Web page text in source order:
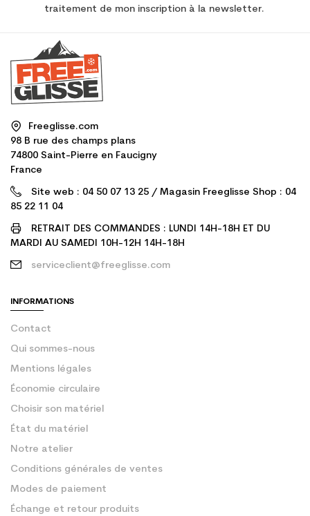
traitement de mon inscription à la newsletter.
Freeglisse.com
98 B rue des champs plans
74800 Saint-Pierre en Faucigny
France
Site web : 04 50 07 13 25 / Magasin Freeglisse Shop : 04
85 22 11 04
RETRAIT DES COMMANDES : LUNDI 14H-18H ET DU
MARDI AU SAMEDI 10H-12H 14H-18H
serviceclient@freeglisse.com
INFORMATIONS
Contact
Qui sommes-nous
Mentions légales
Économie circulaire
Choisir son matériel
État du matériel
Notre atelier
Conditions générales de ventes
Modes de paiement
Échange et retour produits